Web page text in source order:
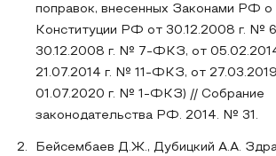
поправок, внесенных Законами РФ о
Конституции РФ от 30.12.2008 г. №
30.12.2008 г. № 7-ФКЗ, от
21.07.2014 г. № 11-ФКЗ, от
01.07.2020 г. № 1-ФКЗ) // Собрание
законодательства РФ. 2014. № 31.
Бейсембаев Д.Ж., Дубицкий А.А.